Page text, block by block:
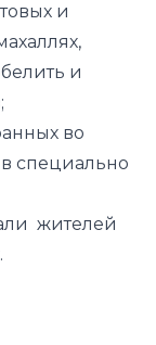
и
и
во
специально
жителей